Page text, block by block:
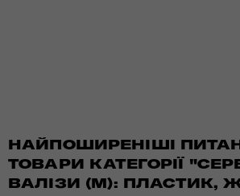
НАЙПОШИРЕНІШІ
ТОВАРИ КАТЕГОРІЇ
ВАЛІЗИ (M): ПЛАСТИК,